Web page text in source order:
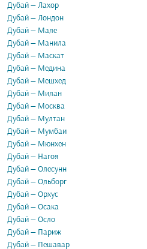
Дубай — Лахор
Дубай — Лондон
Дубай — Мале
Дубай — Манила
Дубай — Маскат
Дубай — Медина
Дубай — Мешхед
Дубай — Милан
Дубай — Москва
Дубай — Мултан
Дубай — Мумбаи
Дубай — Мюнхен
Дубай — Нагоя
Дубай — Олесунн
Дубай — Ольборг
Дубай — Орхус
Дубай — Осака
Дубай — Осло
Дубай — Париж
Дубай — Пешавар